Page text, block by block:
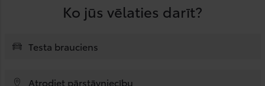
Ko jūs vēlaties darīt?
Testa brauciens
Atrodiet pārstāvniecību